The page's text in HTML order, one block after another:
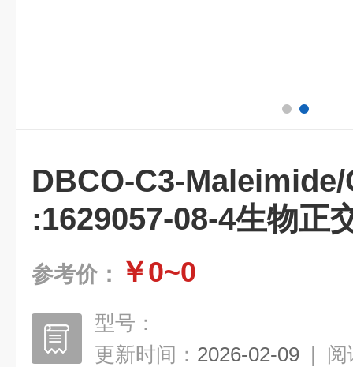
DBCO-C3-
:1629057-08-4生物正
参考价： ￥0~0
型号：
更新时间： 2026-02-09 | 阅